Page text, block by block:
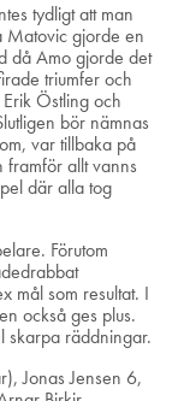
tydligt att man
Matovic gjorde en
då Amo gjorde det
triumfer och
Östling och
bör nämnas
var tillbaka på
framför allt vanns
där alla tog
Förutom
mål som resultat. I
också ges plus.
skarpa räddningar.
Jonas Jensen 6,